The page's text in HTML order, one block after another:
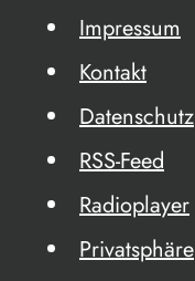
Impressum
Kontakt
Datenschutz
RSS-Feed
Radioplayer
Privatsphäre